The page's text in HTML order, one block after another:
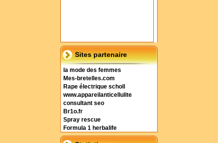
Sites partenaire
la mode des femmes
Mes-bretelles.com
Rape électrique scholl
www.appareilanticellulite
consultant seo
Br1o.fr
Spray rescue
Formula 1 herbalife